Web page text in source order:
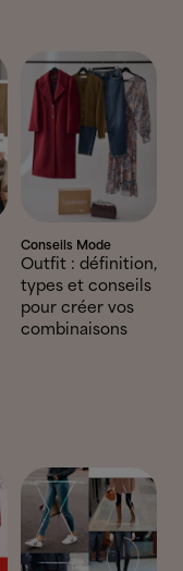
Conseils Mode
Outfit : définition,
types et conseils
pour créer vos
combinaisons